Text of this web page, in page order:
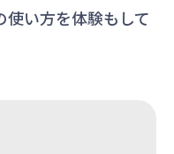
い方を体験もして